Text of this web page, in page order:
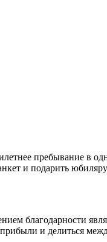
пребывание в
и подарить
благодарности
и делиться